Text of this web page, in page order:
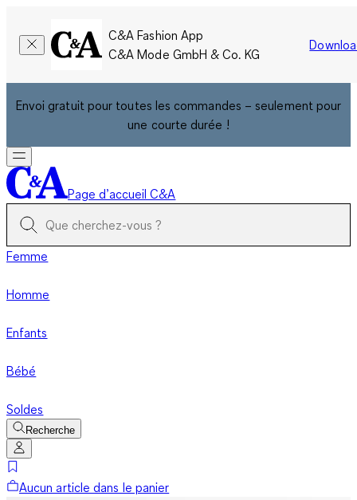
C&A Fashion App
C&A Mode GmbH & Co. KG
Envoi gratuit pour toutes les commandes – seulement pour
une courte durée !
Page d’accueil C&A
Femme
Homme
Enfants
Bébé
Soldes
Recherche
Aucun article dans le panier